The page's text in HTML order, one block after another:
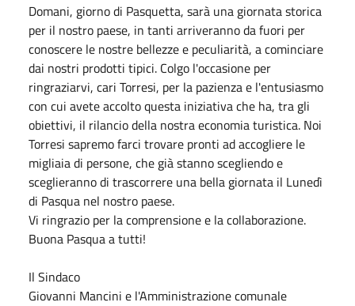
Domani, giorno di Pasquetta, sarà una giornata storica
per il nostro paese, in tanti arriveranno da fuori per
conoscere le nostre bellezze e peculiarità, a cominciare
dai nostri prodotti tipici. Colgo l'occasione per
ringraziarvi, cari Torresi, per la pazienza e l'entusiasmo
con cui avete accolto questa iniziativa che ha, tra gli
obiettivi, il rilancio della nostra economia turistica. Noi
Torresi sapremo farci trovare pronti ad accogliere le
migliaia di persone, che già stanno scegliendo e
sceglieranno di trascorrere una bella giornata il Lunedì
di Pasqua nel nostro paese.
Vi ringrazio per la comprensione e la collaborazione.
Buona Pasqua a tutti!
Il Sindaco
Giovanni Mancini e l'Amministrazione comunale